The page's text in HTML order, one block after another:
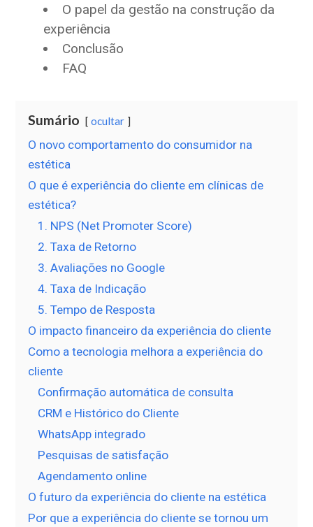
O papel da gestão na construção da
experiência
Conclusão
FAQ
Sumário ocultar
O novo comportamento do consumidor na
estética
O que é experiência do cliente em clínicas de
estética?
1. NPS (Net Promoter Score)
2. Taxa de Retorno
3. Avaliações no Google
4. Taxa de Indicação
5. Tempo de Resposta
O impacto financeiro da experiência do cliente
Como a tecnologia melhora a experiência do
cliente
Confirmação automática de consulta
CRM e Histórico do Cliente
WhatsApp integrado
Pesquisas de satisfação
Agendamento online
O futuro da experiência do cliente na estética
Por que a experiência do cliente se tornou um